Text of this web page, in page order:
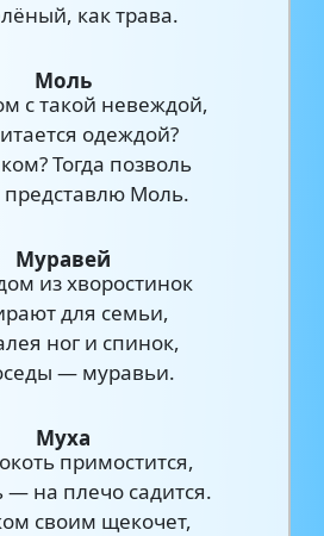
как трава.
Моль
с такой невеждой,
одеждой?
Тогда позволь
представлю Моль.
Муравей
из хворостинок
для семьи,
ног и спинок,
— муравьи.
Муха
примостится,
на плечо садится.
своим щекочет,